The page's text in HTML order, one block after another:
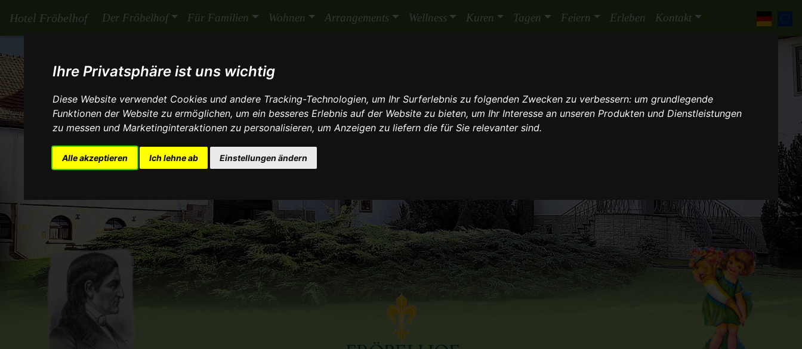
Ihre Privatsphäre ist uns wichtig
Diese Website verwendet Cookies und andere Tracking-Technologien, um Ihr Surferlebnis zu folgenden Zwecken zu verbessern: um grundlegende
Funktionen der Website zu ermöglichen, um ein besseres Erlebnis auf der Website zu bieten, um Ihr Interesse an unseren Produkten und Dienstleistungen
zu messen und Marketinginteraktionen zu personalisieren, um Anzeigen zu liefern die für Sie relevanter sind.
Alle akzeptieren Ich lehne ab Einstellungen ändern
Hotel Fröbelhof Der Fröbelhof Für Familien Wohnen Arrangements Wellness Kuren Tagen Feiern Erleben Kontakt
Voriges Nächstes